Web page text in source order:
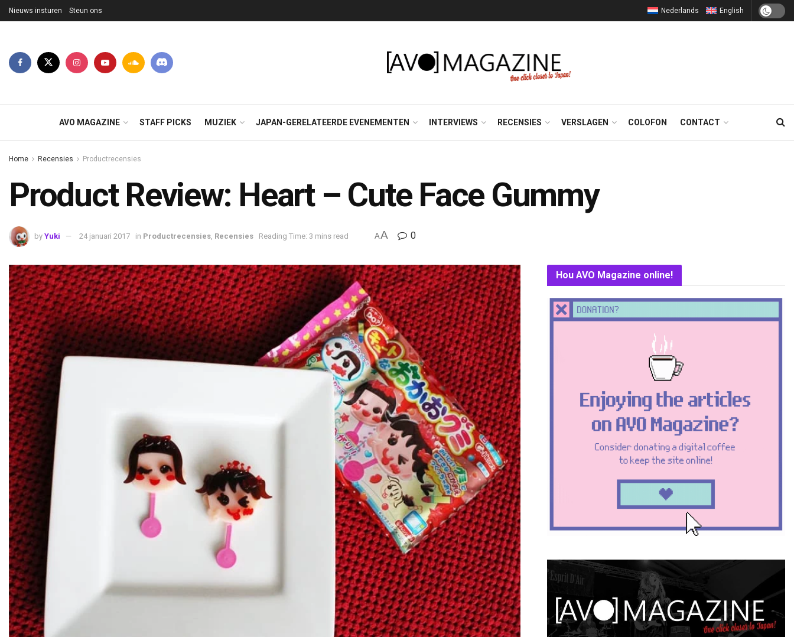
Nieuws insturen Steun ons Nederlands English
AVO MAGAZINE STAFF PICKS MUZIEK JAPAN-GERELATEERDE EVENEMENTEN INTERVIEWS RECENSIES VERSLAGEN COLOFON CONTACT
Home Recensies Productrecensies
Product Review: Heart – Cute Face Gummy
by Yuki 24 januari 2017 in Productrecensies, Recensies Reading Time: 3 mins read AA 0
Hou AVO Magazine online!